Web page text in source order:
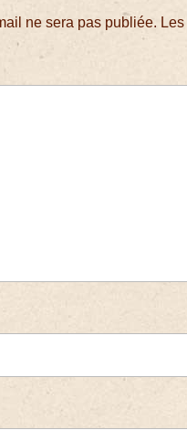
ne sera pas publiée.